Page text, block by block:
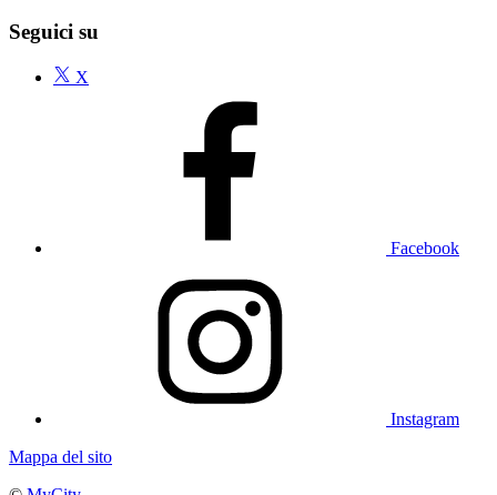
Seguici su
X
Facebook
Instagram
Mappa del sito